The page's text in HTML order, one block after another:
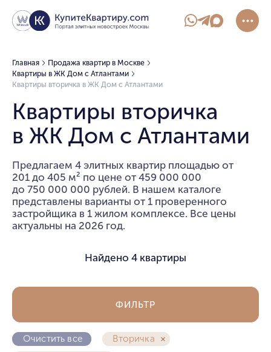
Главная
Продажа квартир в Москве
Квартиры в ЖК Дом с Атлантами
Квартиры вторичка в ЖК Дом с Атлантами
Квартиры вторичка
в ЖК Дом с Атлантами
Предлагаем 4 элитных квартир площадью от
201 до 405 м² по цене от 459 000 000
до 750 000 000 рублей. В нашем каталоге
представлены варианты от 1 проверенного
застройщика в 1 жилом комплексе. Все цены
актуальны на 2026 год.
Найдено 4 квартиры
Очистить все
Вторичка
ФИЛЬТР